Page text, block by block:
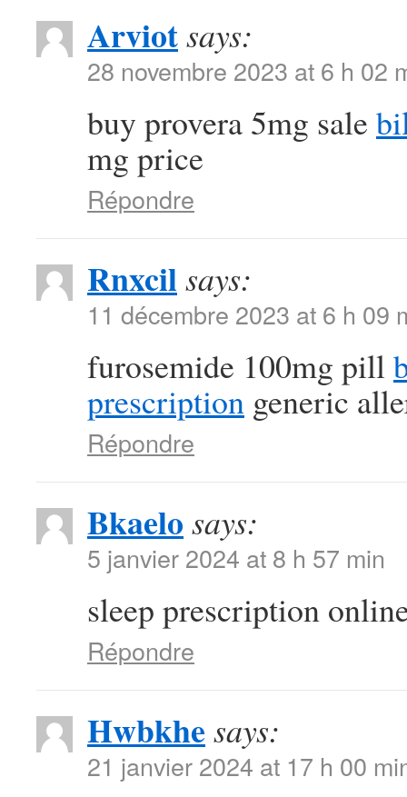
Arviotsays:
28 novembre 2023 at 6 h 02
buy provera 5mg sale
mg price
Répondre
Rnxcilsays:
11 décembre 2023 at 6 h 09
furosemide 100mg pill
prescription generic
Répondre
Bkaelo says:
5 janvier 2024 at 8 h 57 min
sleep prescription
Répondre
Hwbkhe says:
21 janvier 2024 at 17 h 00